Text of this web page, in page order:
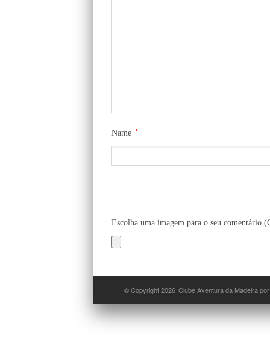
Name *
Escolha uma imagem para o seu comentário
© Copyright 2026 Clube Aventura da Madeira